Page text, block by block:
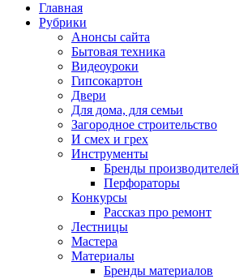
Главная
Рубрики
Анонсы сайта
Бытовая техника
Видеоуроки
Гипсокартон
Двери
Для дома, для семьи
Загородное строительство
И смех и грех
Инструменты
Бренды производителей
Перфораторы
Конкурсы
Рассказ про ремонт
Лестницы
Мастера
Материалы
Бренды материалов